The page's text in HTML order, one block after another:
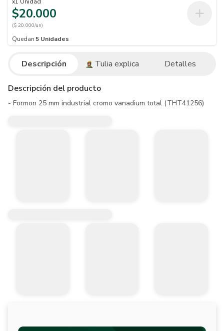
$20.000
($ 20.000/un)
Quedan 5 Unidades
Descripción Tulia explica Detalles
Descripción del producto
- Formon 25 mm industrial cromo vanadium total (THT41256)